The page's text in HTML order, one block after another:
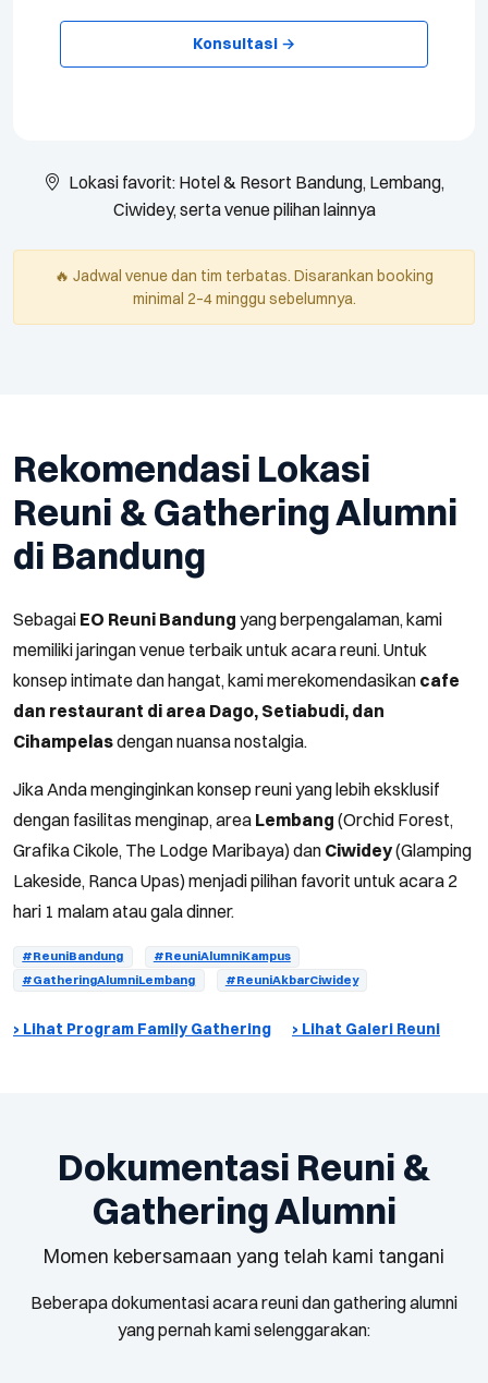
Konsultasi →
Lokasi favorit: Hotel & Resort Bandung, Lembang,
Ciwidey, serta venue pilihan lainnya
🔥 Jadwal venue dan tim terbatas. Disarankan booking
minimal 2–4 minggu sebelumnya.
Rekomendasi Lokasi
Reuni & Gathering Alumni
di Bandung
Sebagai EO Reuni Bandung yang berpengalaman, kami
memiliki jaringan venue terbaik untuk acara reuni. Untuk
konsep intimate dan hangat, kami merekomendasikan cafe
dan restaurant di area Dago, Setiabudi, dan
Cihampelasdengan nuansa nostalgia.
Jika Anda menginginkan konsep reuni yang lebih eksklusif
dengan fasilitas menginap, area Lembang (Orchid Forest,
Grafika Cikole, The Lodge Maribaya) dan Ciwidey(Glamping
Lakeside, Ranca Upas) menjadi pilihan favorit untuk acara 2
hari 1 malam atau gala dinner.
#ReuniBandung
#ReuniAlumniKampus
#GatheringAlumniLembang
#ReuniAkbarCiwidey
› Lihat Program Family Gathering › Lihat Galeri Reuni
Dokumentasi Reuni &
Gathering Alumni
Momen kebersamaan yang telah kami tangani
Beberapa dokumentasi acara reuni dan gathering alumni
yang pernah kami selenggarakan: